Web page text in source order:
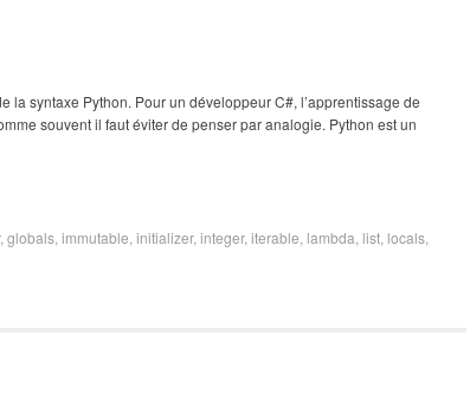
la syntaxe Python. Pour un développeur C#, l’apprentissage de
souvent il faut éviter de penser par analogie. Python est un
, globals immutable initializer, integer, iterable lambda list locals